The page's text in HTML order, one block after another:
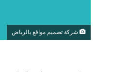
شركة تصميم مواقع بالرياض